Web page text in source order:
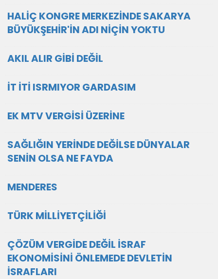
HALİÇ KONGRE MERKEZİNDE SAKARYA
BÜYÜKŞEHİR'İN ADI NİÇİN YOKTU
AKIL ALIR GİBİ DEĞİL
İT İTİ ISRMIYOR GARDASIM
EK MTV VERGİSİ ÜZERİNE
SAĞLIĞIN YERİNDE DEĞİLSE DÜNYALAR
SENİN OLSA NE FAYDA
MENDERES
TÜRK MİLLİYETÇİLİĞİ
ÇÖZÜM VERGİDE DEĞİL İSRAF
EKONOMİSİNİ ÖNLEMEDE DEVLETİN
İSRAFLARI